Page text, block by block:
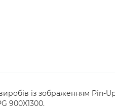
із зображенням Pin-
900X1300.